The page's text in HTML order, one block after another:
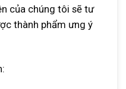
của chúng tôi sẽ tư
thành phẩm ưng ý